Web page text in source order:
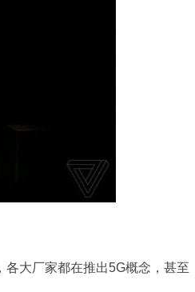
大厂家都在推出5G概念，甚至